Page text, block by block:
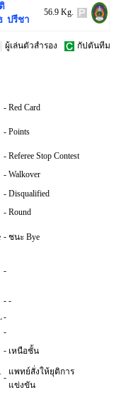
ปรีชา
56.9 Kg.
ผู้เล่นตัวสำรอง กัปตันทีม
- Red Card
- Points
- Referee Stop Contest
- Walkover
- Disqualified
- Round
- ชนะ Bye
-
- -
-
-
- เหนือชั้น
-
แพทย์สั่งให้ยุติการ
แข่งขัน